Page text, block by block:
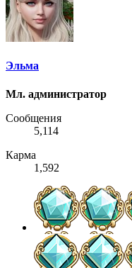
Эльма
Мл. администратор
Сообщения
5,114
Карма
1,592